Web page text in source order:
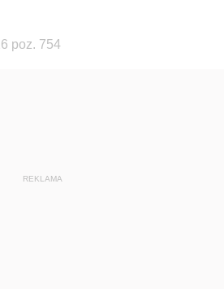
poz. 754
REKLAMA